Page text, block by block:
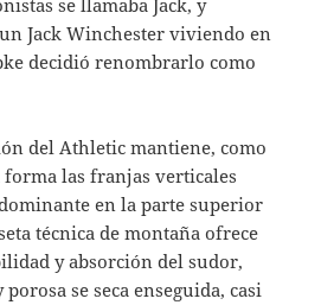
se llamaba Jack, y
Jack Winchester viviendo en
decidió renombrarlo como
del Athletic mantiene, como
las franjas verticales
en la parte superior
técnica de montaña ofrece
y absorción del sudor,
se seca enseguida, casi